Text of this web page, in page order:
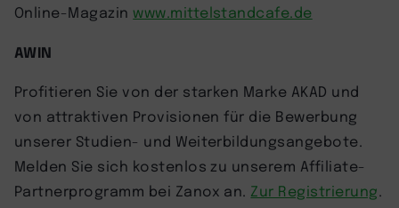
Online-Magazin www.mittelstandcafe.de
AWIN
Profitieren Sie von der starken Marke AKAD und
von attraktiven Provisionen für die Bewerbung
unserer Studien- und Weiterbildungsangebote.
Melden Sie sich kostenlos zu unserem Affiliate-
Partnerprogramm bei Zanox an. Zur Registrierung.